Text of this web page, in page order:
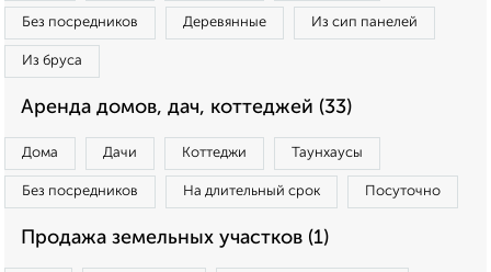
Без посредников Деревянные Из сип панелей
Из бруса
Аренда домов, дач, коттеджей (33)
Дома Дачи Коттеджи Таунхаусы
Без посредников На длительный срок Посуточно
Продажа земельных участков (1)